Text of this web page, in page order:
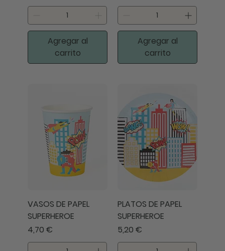
Agregar al
carrito
Agregar al
carrito
VASOS DE PAPEL
SUPERHEROE
Precio
4,70 €
PLATOS DE PAPEL
SUPERHEROE
Precio
5,20 €